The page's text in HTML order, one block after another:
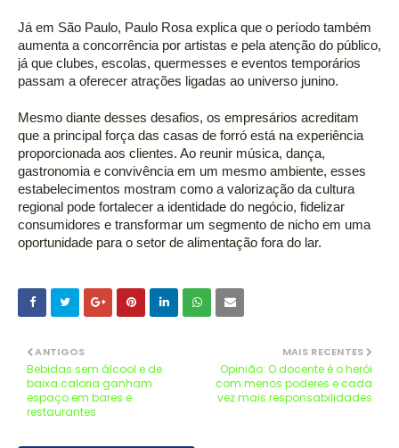
Já em São Paulo, Paulo Rosa explica que o período também
aumenta a concorrência por artistas e pela atenção do público,
já que clubes, escolas, quermesses e eventos temporários
passam a oferecer atrações ligadas ao universo junino.
Mesmo diante desses desafios, os empresários acreditam
que a principal força das casas de forró está na experiência
proporcionada aos clientes. Ao reunir música, dança,
gastronomia e convivência em um mesmo ambiente, esses
estabelecimentos mostram como a valorização da cultura
regional pode fortalecer a identidade do negócio, fidelizar
consumidores e transformar um segmento de nicho em uma
oportunidade para o setor de alimentação fora do lar.
MAIS RECENTES
Opinião: O docente é o herói
com menos poderes e cada
vez mais responsabilidades
ANTIGOS
Bebidas sem álcool e de
baixa caloria ganham
espaço em bares e
restaurantes